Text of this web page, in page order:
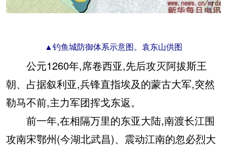
▲钓鱼城防御体系示意图。袁东山供图
公元1260年,席卷西亚,先后攻灭阿拔斯王
朝、占据叙利亚,兵锋直指埃及的蒙古大军,突然
勒马不前,主力军团挥戈东返。
前一年,在相隔万里的东亚大陆,南渡长江围
攻南宋鄂州(今湖北武昌)、震动江南的忽必烈大